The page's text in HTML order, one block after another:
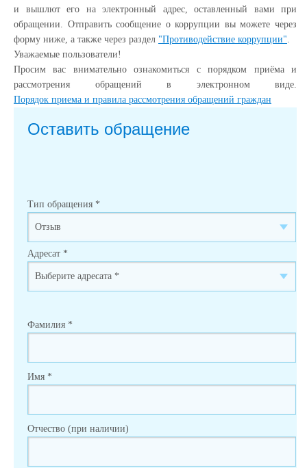
и вышлют его на электронный адрес, оставленный вами при
обращении. Отправить сообщение о коррупции вы можете через
форму ниже, а также через раздел "Противодействие коррупции".
Уважаемые пользователи!
Просим вас внимательно ознакомиться с порядком приёма и
рассмотрения обращений в электронном виде.
Порядок приема и правила рассмотрения обращений граждан
Оставить обращение
Тип обращения *
Адресат *
Фамилия *
Имя *
Отчество (при наличии)